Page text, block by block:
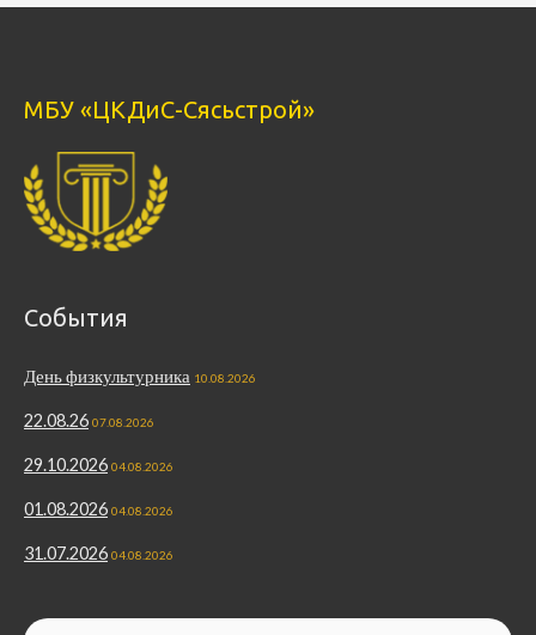
МБУ «ЦКДиС-Сясьстрой»
События
День физкультурника 10.08.2026
22.08.26 07.08.2026
29.10.2026 04.08.2026
01.08.2026 04.08.2026
31.07.2026 04.08.2026